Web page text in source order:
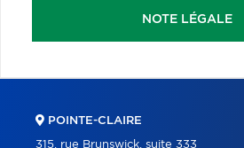
NOTE LÉGALE
POINTE-CLAIRE
315, rue Brunswick, suite 333